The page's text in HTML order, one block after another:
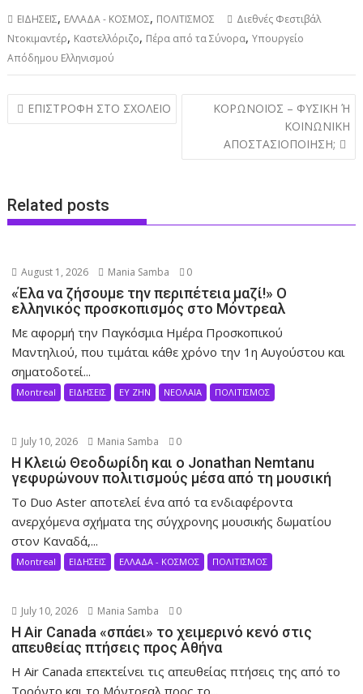
ΕΙΔΗΣΕΙΣ, ΕΛΛΑΔΑ - ΚΟΣΜΟΣ, ΠΟΛΙΤΙΣΜΟΣ
Διεθνές Φεστιβάλ
Ντοκιμαντέρ, Καστελλόριζο, Πέρα από τα Σύνορα,Υπουργείο
Απόδημου Ελληνισμού
Post
navigation
ΕΠΙΣΤΡΟΦΗ ΣΤΟ ΣΧΟΛΕΙΟ
ΚΟΡΩΝΟΪΟΣ – ΦΥΣΙΚΗ Ή
ΚΟΙΝΩΝΙΚΗ
ΑΠΟΣΤΑΣΙΟΠΟΙΗΣΗ;
Related posts
August 1, 2026 Mania Samba 0
«Έλα να ζήσουμε την περιπέτεια μαζί!» Ο
ελληνικός προσκοπισμός στο Μόντρεαλ
Με αφορμή την Παγκόσμια Ημέρα Προσκοπικού
Μαντηλιού, που τιμάται κάθε χρόνο την 1η Αυγούστου και
σηματοδοτεί...
Montreal ΕΙΔΗΣΕΙΣ ΕΥ ΖΗΝ ΝΕΟΛΑΙΑ ΠΟΛΙΤΙΣΜΟΣ
July 10, 2026 Mania Samba 0
Η Κλειώ Θεοδωρίδη και ο Jonathan Nemtanu
γεφυρώνουν πολιτισμούς μέσα από τη μουσική
Το Duo Aster αποτελεί ένα από τα ενδιαφέροντα
ανερχόμενα σχήματα της σύγχρονης μουσικής δωματίου
στον Καναδά,...
Montreal ΕΙΔΗΣΕΙΣ ΕΛΛΑΔΑ - ΚΟΣΜΟΣ ΠΟΛΙΤΙΣΜΟΣ
July 10, 2026 Mania Samba 0
Η Air Canada «σπάει» το χειμερινό κενό στις
απευθείας πτήσεις προς Αθήνα
Η Air Canada επεκτείνει τις απευθείας πτήσεις της από το